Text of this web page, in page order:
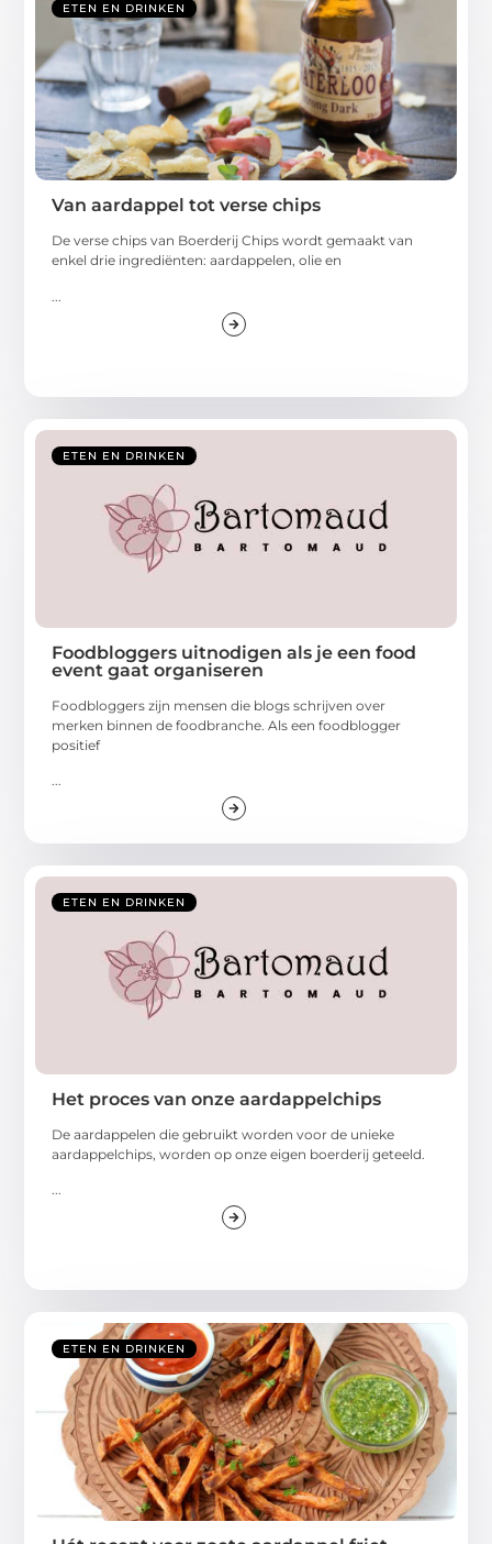
ETEN EN DRINKEN
Van aardappel tot verse chips
De verse chips van Boerderij Chips wordt gemaakt van
enkel drie ingrediënten: aardappelen, olie en
ETEN EN DRINKEN
Foodbloggers uitnodigen als je een food
event gaat organiseren
Foodbloggers zijn mensen die blogs schrijven over
merken binnen de foodbranche. Als een foodblogger
positief
ETEN EN DRINKEN
Het proces van onze aardappelchips
De aardappelen die gebruikt worden voor de unieke
aardappelchips, worden op onze eigen boerderij geteeld.
...
ETEN EN DRINKEN